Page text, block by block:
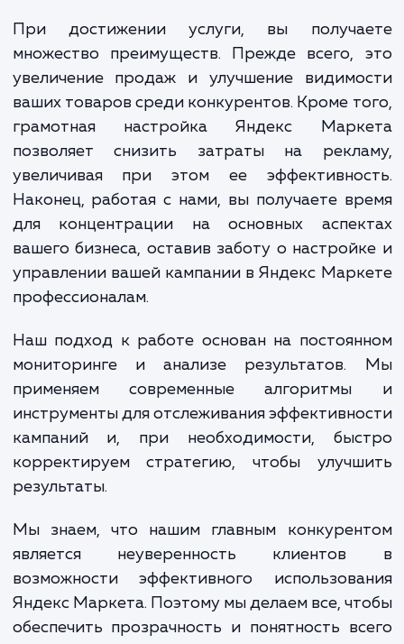
результатов.
Наши специалисты выполняют
анализ вашего бизнеса, изучают ваши
особенности спроса и предложения на
также конкурентное окружение. Это
нам грамотно настроить вашу
Яндекс Маркете, чтобы она была
эффективной и приносила вам
отдачу.
множество преимуществ. Прежде всего,
увеличение продаж и улучшение
ваших товаров среди конкурентов. Кроме
грамотная настройка Яндекс
позволяет снизить затраты на
увеличивая при этом ее
для концентрации на основных
вашего бизнеса, оставив заботу о
управлении вашей кампании в Яндекс
профессионалам.